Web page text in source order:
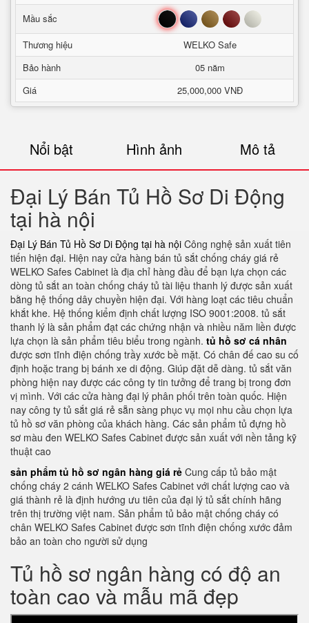
Mầu sắc Đen Xanh Nâu Đỏ Trắng
Thương hiệu
WELKO Safe
Bảo hành
05 năm
Giá
25,000,000 VNĐ
Nổi bật Hình ảnh Mô tả
Đại Lý Bán Tủ Hồ Sơ Di Động
tại hà nội
Đại Lý Bán Tủ Hồ Sơ Di Động tại hà nội Công nghệ sản xuất tiên
tiến hiện đại. Hiện nay cửa hàng bán tủ sắt chống cháy giá rẻ
WELKO Safes Cabinet là địa chỉ hàng đầu để bạn lựa chọn các
dòng tủ sắt an toàn chống cháy tủ tài liệu thanh lý được sản xuất
bằng hệ thống dây chuyền hiện đại. Với hàng loạt các tiêu chuẩn
khắt khe. Hệ thống kiểm định chất lượng ISO 9001:2008. tủ sắt
thanh lý là sản phẩm đạt các chứng nhận và nhiều năm liền được
lựa chọn là sản phẩm tiêu biểu trong ngành. tủ hồ sơ cá nhân
được sơn tĩnh điện chống trầy xước bề mặt. Có chân đế cao su cố
định hoặc trang bị bánh xe di động. Giúp đặt dễ dàng. tủ sắt văn
phòng hiện nay được các công ty tin tưởng để trang bị trong đơn
vị mình. Với các cửa hàng đại lý phân phối trên toàn quốc. Hiện
nay công ty tủ sắt giá rẻ sẵn sàng phục vụ mọi nhu cầu chọn lựa
tủ hồ sơ văn phòng của khách hàng. Các sản phẩm tủ đựng hồ
sơ màu đen WELKO Safes Cabinet được sản xuất với nền tảng kỹ
thuật cao
sản phẩm tủ hồ sơ ngân hàng giá rẻ Cung cấp tủ bảo mật
chống cháy 2 cánh WELKO Safes Cabinet với chất lượng cao và
giá thành rẻ là định hướng ưu tiên của đại lý tủ sắt chính hãng
trên thị trường việt nam. Sản phẩm tủ bảo mật chống cháy có
chân WELKO Safes Cabinet được sơn tĩnh điện chống xước đảm
bảo an toàn cho người sử dụng
Tủ hồ sơ ngân hàng có độ an
toàn cao và mẫu mã đẹp